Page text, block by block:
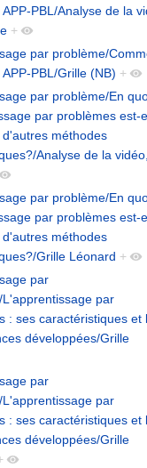
PBL/Analyse de la
+
par problème/
PBL/Grille (NB) +
par problème/En
par problèmes est-
méthodes
Analyse de la
par problème/En
par problèmes est-
méthodes
Grille Léonard +
par
par
: ses caractéristiques et
développées/Grille
par
par
: ses caractéristiques et
développées/Grille